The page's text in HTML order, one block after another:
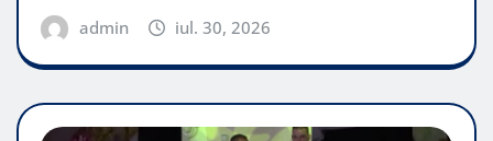
admin iul. 30, 2026